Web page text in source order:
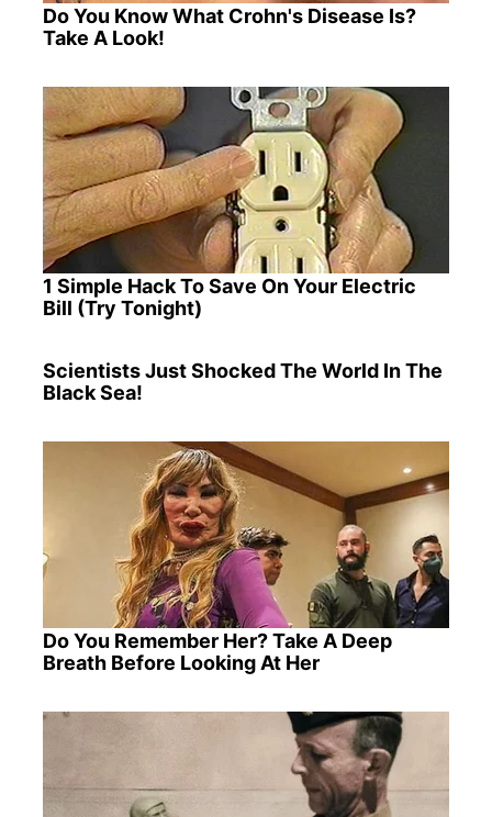
Do You Know What Crohn's Disease Is?
Take A Look!
1 Simple Hack To Save On Your Electric
Bill (Try Tonight)
Scientists Just Shocked The World In The
Black Sea!
Do You Remember Her? Take A Deep
Breath Before Looking At Her